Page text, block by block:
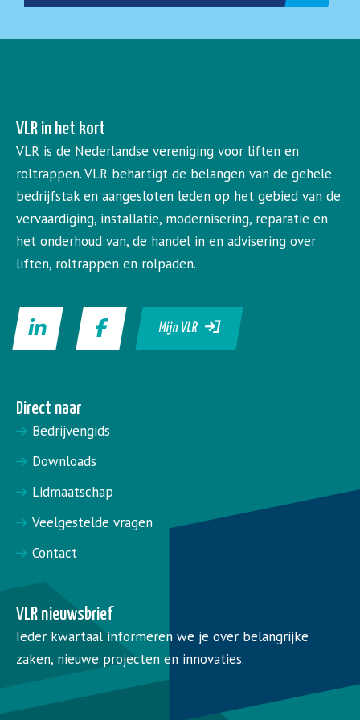
VLR in het kort
VLR is de Nederlandse vereniging voor liften en
roltrappen. VLR behartigt de belangen van de gehele
bedrijfstak en aangesloten leden op het gebied van de
vervaardiging, installatie, modernisering, reparatie en
het onderhoud van, de handel in en advisering over
liften, roltrappen en rolpaden.
Mijn VLR
Direct naar
Bedrijvengids
Downloads
Lidmaatschap
Veelgestelde vragen
Contact
VLR nieuwsbrief
Ieder kwartaal informeren we je over belangrijke
zaken, nieuwe projecten en innovaties.